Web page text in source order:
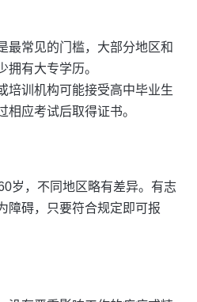
最常见的门槛，大部分地区和
拥有大专学历。
培训机构可能接受高中毕业生
相应考试后取得证书。
岁，不同地区略有差异。有志
障碍，只要符合规定即可报